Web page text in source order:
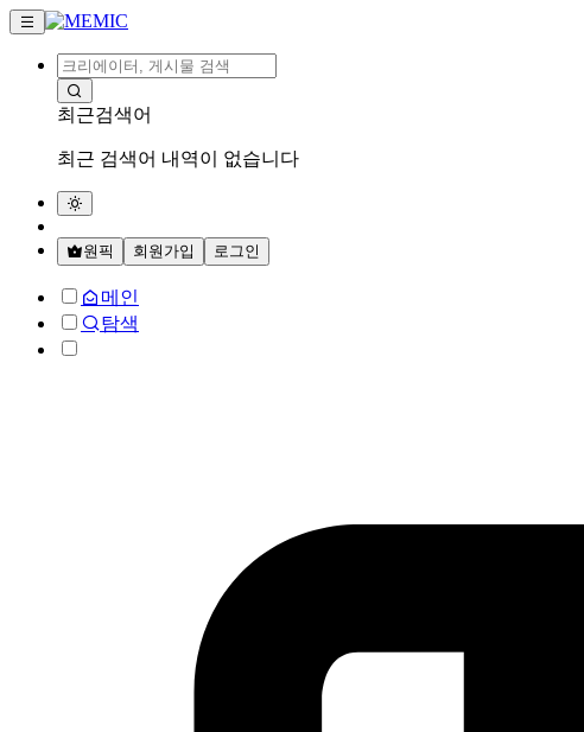
최근검색어
최근 검색어 내역이 없습니다
원픽 회원가입 로그인
메인
탐색